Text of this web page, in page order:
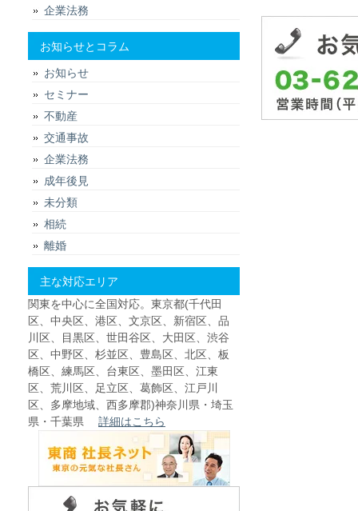
企業法務
お知らせとコラム
お知らせ
セミナー
不動産
交通事故
企業法務
成年後見
未分類
相続
離婚
主な対応エリア
関東を中心に全国対応。東京都(千代田
区、中央区、港区、文京区、新宿区、品
川区、目黒区、世田谷区、大田区、渋谷
区、中野区、杉並区、豊島区、北区、板
橋区、練馬区、台東区、墨田区、江東
区、荒川区、足立区、葛飾区、江戸川
区、多摩地域、西多摩郡)神奈川県・埼玉
県・千葉県 詳細はこちら